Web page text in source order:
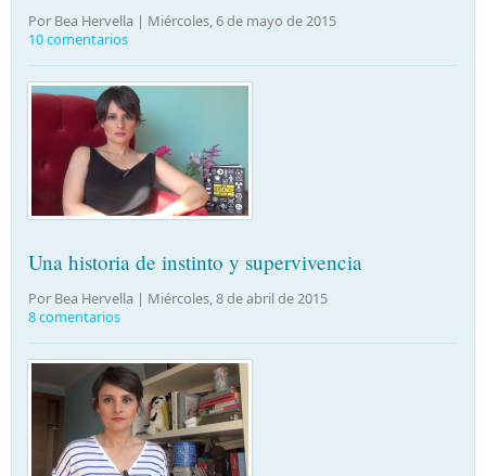
Por Bea Hervella | Miércoles, 6 de mayo de 2015
10 comentarios
Una historia de instinto y supervivencia
Por Bea Hervella | Miércoles, 8 de abril de 2015
8 comentarios